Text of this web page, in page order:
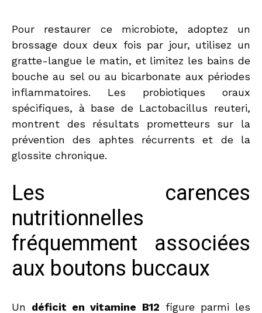
Pour restaurer ce microbiote, adoptez un
brossage doux deux fois par jour, utilisez un
gratte-langue le matin, et limitez les bains de
bouche au sel ou au bicarbonate aux périodes
inflammatoires. Les probiotiques oraux
spécifiques, à base de Lactobacillus reuteri,
montrent des résultats prometteurs sur la
prévention des aphtes récurrents et de la
glossite chronique.
Les carences
nutritionnelles
fréquemment associées
aux boutons buccaux
Un déficit en vitamine B12 figure parmi les